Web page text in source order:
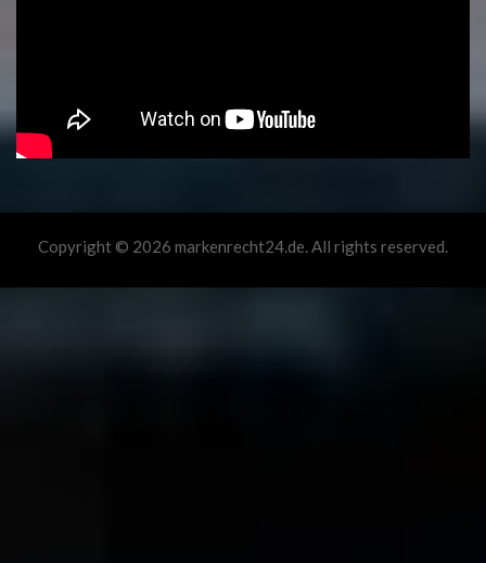
Copyright © 2026 markenrecht24.de. All rights reserved.